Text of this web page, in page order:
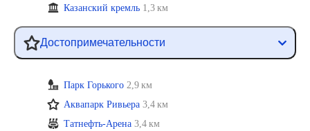
Казанский кремль 1,3 км
Достопримечательности
Парк Горького 2,9 км
Аквапарк Ривьера 3,4 км
Татнефть-Арена 3,4 км